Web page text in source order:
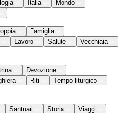
Italia
Mondo
Famiglia
Lavoro Salute
Vecchiaia
Devozione
Riti
Tempo liturgico
Santuari Storia Viaggi